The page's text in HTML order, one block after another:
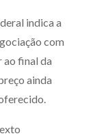
indica a
com
final da
ainda